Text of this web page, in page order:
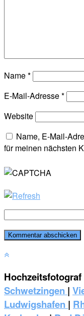
Name*
E-Mail-Adresse*
Website
Name, E-Mail-
für meinen nächsten
Schwetzingen |
‎Ludwigshafen |